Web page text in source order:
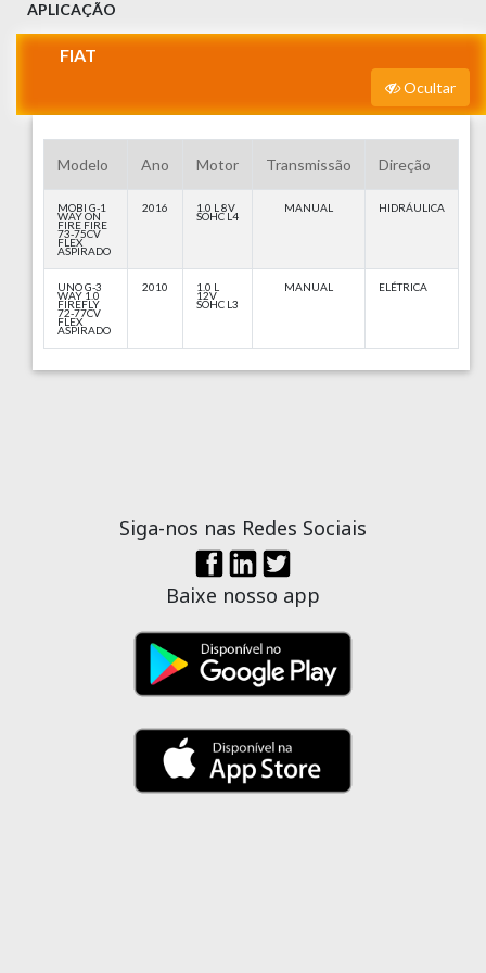
APLICAÇÃO
FIAT
Ocultar
Modelo Ano Motor Transmissão Direção
MOBI G-1
WAY ON
FIRE FIRE
73-75CV
FLEX
ASPIRADO
2016 1.0 L 8V
SOHC L4
MANUAL HIDRÁULICA
UNO G-3
WAY 1.0
FIREFLY
72-77CV
FLEX
ASPIRADO
2010 1.0 L
12V
SOHC L3
MANUAL ELÉTRICA
Siga-nos nas Redes Sociais
Baixe nosso app